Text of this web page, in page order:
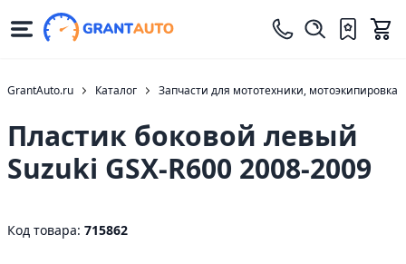
GrantAuto.ru Каталог Запчасти для мототехники, мотоэкипировка
Пластик боковой левый
Suzuki GSX-R600 2008-2009
Код товара: 715862